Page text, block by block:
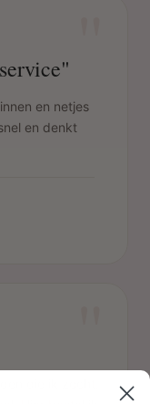
en netjes
en denkt